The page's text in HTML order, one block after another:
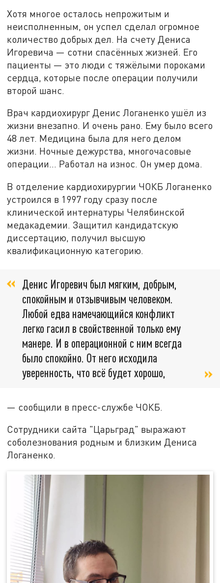
Хотя многое осталось непрожитым и
неисполненным, он успел сделал огромное
количество добрых дел. На счету Дениса
Игоревича — сотни спасённых жизней. Его
пациенты — это люди с тяжёлыми пороками
сердца, которые после операции получили
второй шанс.
Врач кардиохирург Денис Логаненко ушёл из
жизни внезапно. И очень рано. Ему было всего
48 лет. Медицина была для него делом
жизни. Ночные дежурства, многочасовые
операции… Работал на износ. Он умер дома.
В отделение кардиохирургии ЧОКБ Логаненко
устроился в 1997 году сразу после
клинической интернатуры Челябинской
медакадемии. Защитил кандидатскую
диссертацию, получил высшую
квалификационную категорию.
Денис Игоревич был мягким, добрым,
спокойным и отзывчивым человеком.
Любой едва намечающийся конфликт
легко гасил в свойственной только ему
манере. И в операционной с ним всегда
было спокойно. От него исходила
уверенность, что всё будет хорошо,
— сообщили в пресс-службе ЧОКБ.
Сотрудники сайта "Царьград" выражают
соболезнования родным и близким Дениса
Логаненко.